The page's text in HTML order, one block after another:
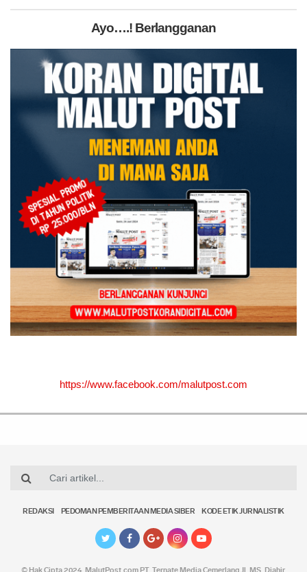
Ayo….! Berlangganan
https://www.facebook.com/malutpost.com
REDAKSI PEDOMAN PEMBERITAAN MEDIA SIBER KODE ETIK JURNALISTIK